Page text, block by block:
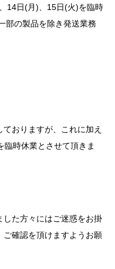
14日(月)、15日(火)を臨時
部の製品を除き発送業務
おりますが、これに加え
時休業とさせて頂きま
た方々にはご迷惑をお掛
ご確認を頂けますようお願